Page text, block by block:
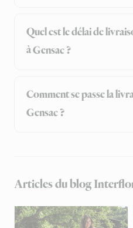
Quel est le délai de
à Gensac ?
Comment se passe la
Gensac ?
Articles du blog